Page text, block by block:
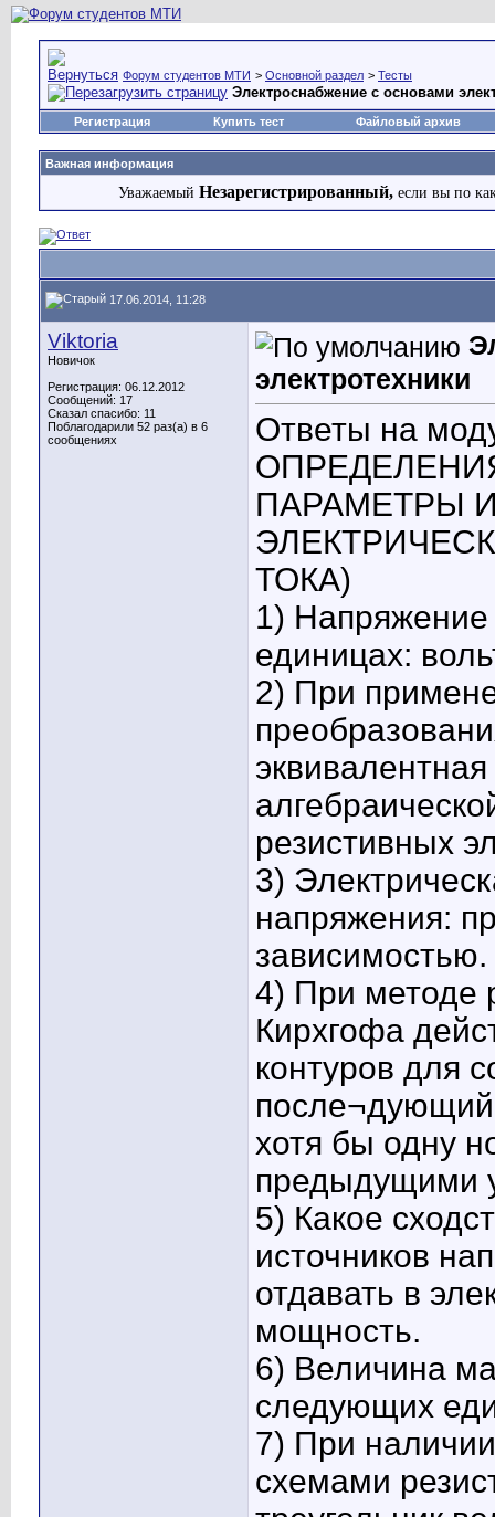
Форум студентов МТИ > Основной раздел > Тесты
Электроснабжение с основами
Регистрация Купить тест Файловый архив
Важная информация
Уважаемый Незарегистрированный, если вы по
17.06.2014, 11:28
Viktoria
Новичок
Регистрация: 06.12.2012
Сообщений: 17
Сказал спасибо: 11
Поблагодарили 52 раз(а) в 6
сообщениях
электротехники
Ответы на
ПАРАМЕТРЫ
ТОКА)
1)
единицах:
2) При
резистивных
3)
напряжения:
зависимостью.
4) При методе
Кирхгофа
контуров для
после¬дующий
хотя бы одну
предыдущими
5) Какое
источников
отдавать в
мощность.
6) Величина
следующих
7) При
схемами